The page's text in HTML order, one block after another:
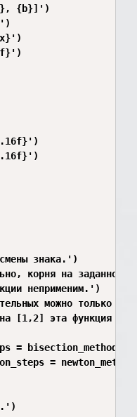
{b}]')
знака.')
корня на заданном
неприменим.')
можно только
[1,2] эта функция не
= bisection_method(a,
=